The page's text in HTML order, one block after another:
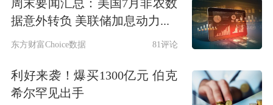
周末要闻汇总：美国7月非农数
据意外转负 美联储加息动力...
东方财富Choice数据 81评论
利好来袭！爆买1300亿元 伯克
希尔罕见出手